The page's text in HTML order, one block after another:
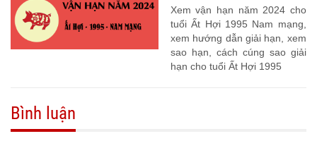
Xem vận hạn năm 2024 cho
tuổi Ất Hợi 1995 Nam mạng,
xem hướng dẫn giải hạn, xem
sao hạn, cách cúng sao giải
hạn cho tuổi Ất Hợi 1995
Bình luận